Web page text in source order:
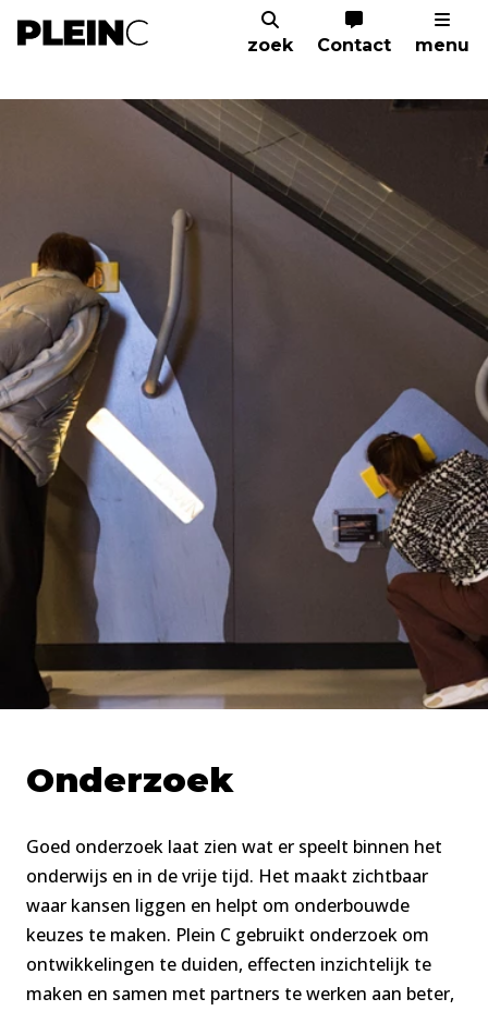
zoek Contact menu
Home Academie Onderzoek
Onderzoek
Goed onderzoek laat zien wat er speelt binnen het
onderwijs en in de vrije tijd. Het maakt zichtbaar
waar kansen liggen en helpt om onderbouwde
keuzes te maken. Plein C gebruikt onderzoek om
ontwikkelingen te duiden, effecten inzichtelijk te
maken en samen met partners te werken aan beter,